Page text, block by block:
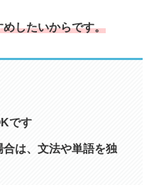
したいからです。
です
は、文法や単語を独